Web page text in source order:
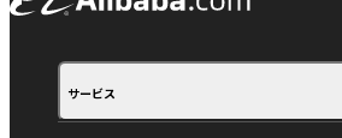
サービス